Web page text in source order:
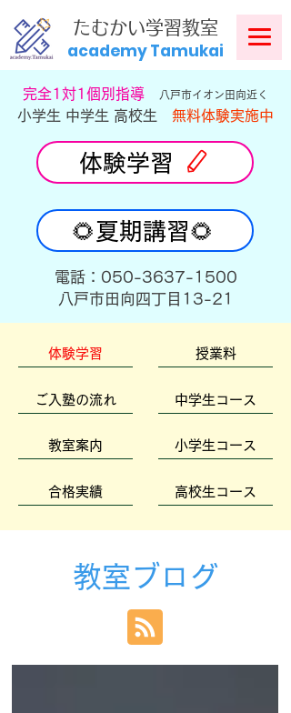
​たむかい学習教室
academy Tamukai
​完全1対1個別指導 八戸市イオン田向近く
小学生 中学生 高校生 無料体験実施中
体験学習
🌻夏期講習🌻
​電話：050-3637-1500
​八戸市田向四丁目13-21
体験学習
ご入塾の流れ
教室案内
合格実績
授業料
中学生コース
小学生コース
高校生コース
教室ブログ